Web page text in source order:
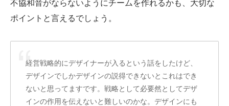
不協和音がならないようにチームを作れるかも、大切な
ポイントと言えるでしょう。
経営戦略的にデザイナーが入るという話をしたけど、
デザインでしかデザインの説得できないとこれはでき
ないと思ってますです。戦略として必要然としてデザ
インの作用を伝えないと難しいのかな。デザインにも